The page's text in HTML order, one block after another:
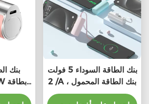
بنك
بنك الطاقة السوداء 5 فولت
/ 2A ، بنك الطاقة المحمول